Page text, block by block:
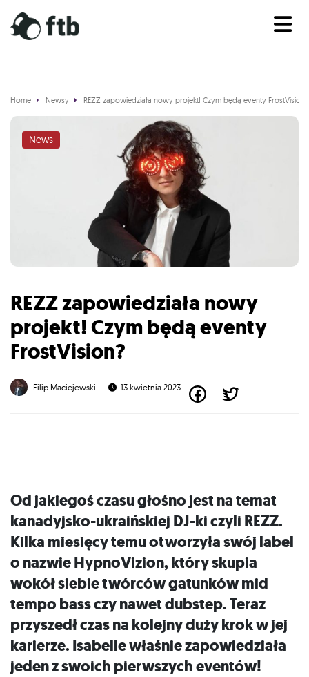
Home Newsy REZZ zapowiedziała nowy projekt! Czym będą eventy FrostVision?
News
REZZ zapowiedziała nowy
projekt! Czym będą eventy
FrostVision?
Filip Maciejewski 13 kwietnia 2023
Od jakiegoś czasu głośno jest na temat
kanadyjsko-ukraińskiej DJ-ki czyli REZZ.
Kilka miesięcy temu otworzyła swój label
o nazwie HypnoVizion, który skupia
wokół siebie twórców gatunków mid
tempo bass czy nawet dubstep. Teraz
przyszedł czas na kolejny duży krok w jej
karierze. Isabelle właśnie zapowiedziała
jeden z swoich pierwszych eventów!